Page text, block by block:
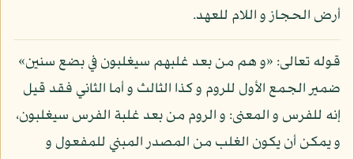
أرض الحجاز و اللام للعهد.
قوله تعالى: «و هم من بعد غلبهم سيغلبون في بضع سنين»
ضمير الجمع الأول للروم و كذا الثالث و أما الثاني فقد قيل
إنه للفرس و المعنى: و الروم من بعد غلبة الفرس سيغلبون،
و يمكن أن يكون الغلب من المصدر المبني للمفعول و